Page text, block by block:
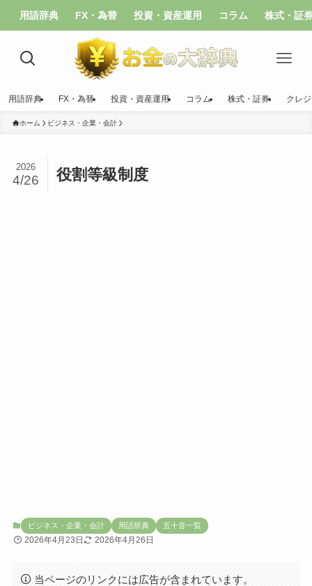
用語辞典 FX・為替 投資・資産運用 コラム 株式・証
用語辞典 FX・為替 投資・資産運用 コラム 株式・証券 クレ
ホーム ビジネス・企業・会計
役割等級制度
2026
4/26
ビジネス・企業・会計 用語辞典 五十音一覧
2026年4月23日 2026年4月26日
当ページのリンクには広告が含まれています。